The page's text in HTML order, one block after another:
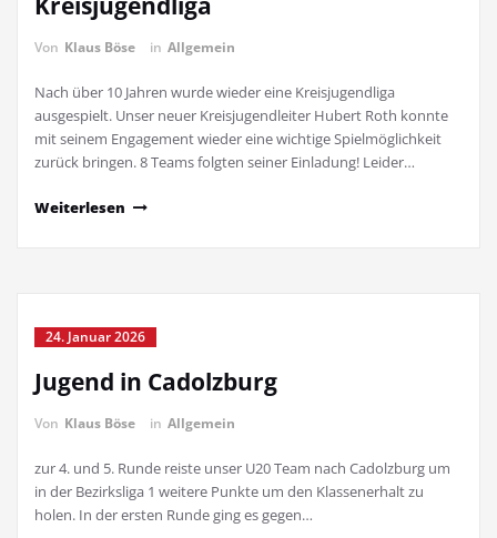
Von Klaus Böse in Allgemein
Nach über 10 Jahren wurde wieder eine Kreisjugendliga
ausgespielt. Unser neuer Kreisjugendleiter Hubert Roth konnte
mit seinem Engagement wieder eine wichtige Spielmöglichkeit
zurück bringen. 8 Teams folgten seiner Einladung! Leider…
Weiterlesen
24. Januar 2026
Jugend in Cadolzburg
Von Klaus Böse in Allgemein
zur 4. und 5. Runde reiste unser U20 Team nach Cadolzburg um
in der Bezirksliga 1 weitere Punkte um den Klassenerhalt zu
holen. In der ersten Runde ging es gegen…